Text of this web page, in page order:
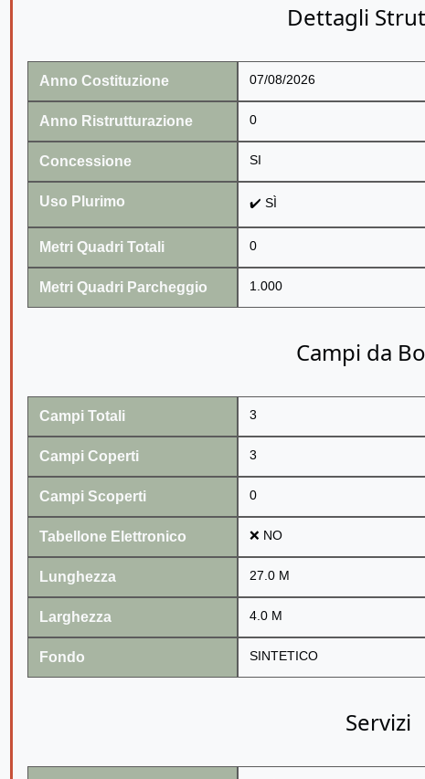
Dettagli
Anno Costituzione 07/08/2026
Anno Ristrutturazione 0
Concessione SI
Uso Plurimo ✔️ SÌ
Metri Quadri Totali 0
Metri Quadri Parcheggio 1.000
Campi da
Campi Totali 3
Campi Coperti 3
Campi Scoperti 0
Tabellone Elettronico ❌ NO
Lunghezza 27.0 M
Larghezza 4.0 M
Fondo SINTETICO
Servizi